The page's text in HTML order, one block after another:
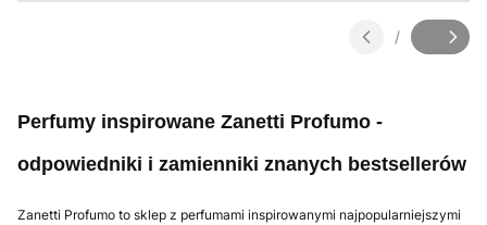
Slajd
/
z
Perfumy inspirowane Zanetti Profumo -
odpowiedniki i zamienniki znanych bestsellerów
Zanetti Profumo to sklep z perfumami inspirowanymi najpopularniejszymi